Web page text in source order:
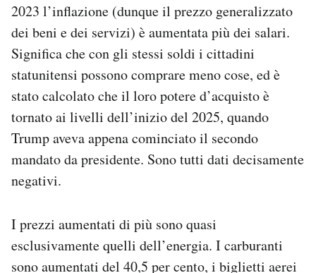
2023 l’inflazione (dunque il prezzo generalizzato
dei beni e dei servizi) è aumentata più dei salari.
Significa che con gli stessi soldi i cittadini
statunitensi possono comprare meno cose, ed è
stato calcolato che il loro potere d’acquisto è
tornato ai livelli dell’inizio del 2025, quando
Trump aveva appena cominciato il secondo
mandato da presidente. Sono tutti dati decisamente
negativi.
I prezzi aumentati di più sono quasi
esclusivamente quelli dell’energia. I carburanti
sono aumentati del 40,5 per cento, i biglietti aerei